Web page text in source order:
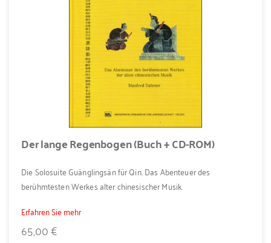
Der lange Regenbogen (Buch + CD-ROM)
Die Solosuite Guänglingsän für Qin. Das Abenteuer des
berühmtesten Werkes alter chinesischer Musik.
Erfahren Sie mehr
65,00 €